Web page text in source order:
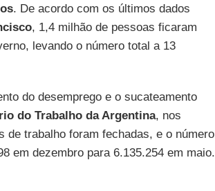
. De acordo com os últimos dados
, 1,4 milhão de pessoas ficaram
levando o número total a 13
do desemprego e o sucateamento
do Trabalho da Argentina, nos
de trabalho foram fechadas, e o número
em dezembro para 6.135.254 em maio.